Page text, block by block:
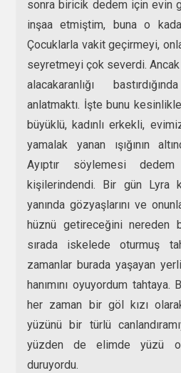
sonra biricik dedem için evin
inşaa etmiştim, buna o
Çocuklarla vakit geçirmeyi,
seyretmeyi çok severdi.
alacakaranlığı
anlatmaktı. İşte bunu
büyüklü, kadınlı erkekli,
yamalak yanan ışığının
Ayıptır söylemesi
kişilerindendi. Bir gün Lyra
yanında gözyaşlarını ve
hüznü getireceğini nereden
sırada iskelede oturmuş
zamanlar burada yaşayan yerli
hanımını oyuyordum
her zaman bir göl kızı
yüzünü bir türlü
yüzden de elimde yüzü
duruyordu.